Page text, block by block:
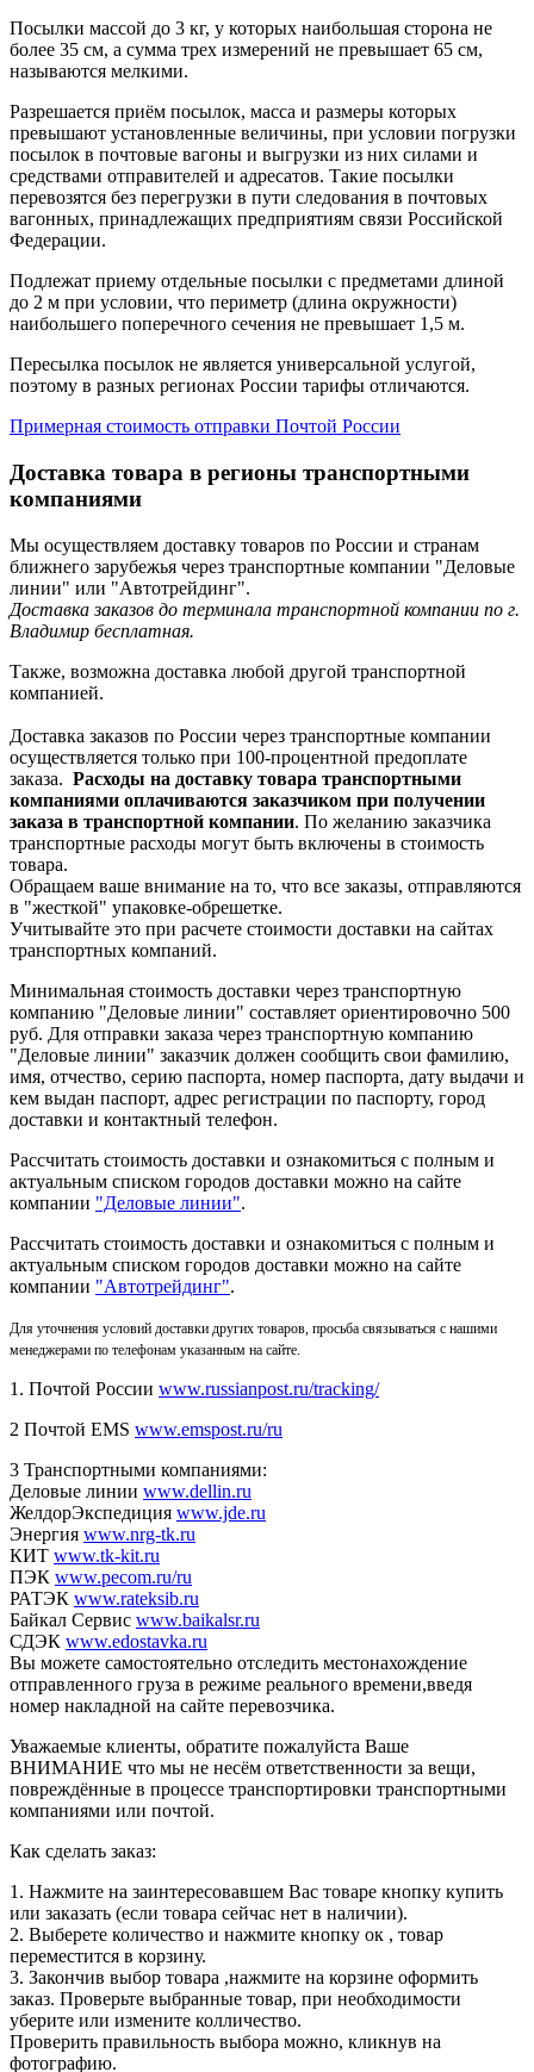
Посылки массой до 3 кг, у которых наибольшая сторона не
более 35 см, а сумма трех измерений не превышает 65 см,
называются мелкими.
Разрешается приём посылок, масса и размеры которых
превышают установленные величины, при условии погрузки
посылок в почтовые вагоны и выгрузки из них силами и
средствами отправителей и адресатов. Такие посылки
перевозятся без перегрузки в пути следования в почтовых
вагонных, принадлежащих предприятиям связи Российской
Федерации.
Подлежат приему отдельные посылки с предметами длиной
до 2 м при условии, что периметр (длина окружности)
наибольшего поперечного сечения не превышает 1,5 м.
Пересылка посылок не является универсальной услугой,
поэтому в разных регионах России тарифы отличаются.
Примерная стоимость отправки Почтой России
Доставка товара в регионы транспортными
компаниями
Мы осуществляем доставку товаров по России и странам
ближнего зарубежья через транспортные компании "Деловые
линии" или "Автотрейдинг".
Доставка заказов до терминала транспортной компании по г.
Владимир бесплатная.
Также, возможна доставка любой другой транспортной
компанией.
Доставка заказов по России через транспортные компании
осуществляется только при 100-процентной предоплате
заказа. Расходы на доставку товара транспортными
компаниями оплачиваются заказчиком при получении
заказа в транспортной компании. По желанию заказчика
транспортные расходы могут быть включены в стоимость
товара.
Обращаем ваше внимание на то, что все заказы, отправляются
в "жесткой" упаковке-обрешетке.
Учитывайте это при расчете стоимости доставки на сайтах
транспортных компаний.
Минимальная стоимость доставки через транспортную
компанию "Деловые линии" составляет ориентировочно 500
руб. Для отправки заказа через транспортную компанию
"Деловые линии" заказчик должен сообщить свои фамилию,
имя, отчество, серию паспорта, номер паспорта, дату выдачи и
кем выдан паспорт, адрес регистрации по паспорту, город
доставки и контактный телефон.
Рассчитать стоимость доставки и ознакомиться с полным и
актуальным списком городов доставки можно на сайте
компании "Деловые линии".
Рассчитать стоимость доставки и ознакомиться с полным и
актуальным списком городов доставки можно на сайте
компании "Автотрейдинг".
Для уточнения условий доставки других товаров, просьба связываться с нашими
менеджерами по телефонам указанным на сайте.
1. Почтой России www.russianpost.ru/tracking/
2 Почтой EMS www.emspost.ru/ru
3 Транспортными компаниями:
Деловые линии www.dellin.ru
ЖелдорЭкспедиция www.jde.ru
Энергия www.nrg-tk.ru
КИТ www.tk-kit.ru
ПЭК www.pecom.ru/ru
РАТЭК www.rateksib.ru
Байкал Сервис www.baikalsr.ru
СДЭК www.edostavka.ru
Вы можете самостоятельно отследить местонахождение
отправленного груза в режиме реального времени,введя
номер накладной на сайте перевозчика.
Уважаемые клиенты, обратите пожалуйста Ваше
ВНИМАНИЕ что мы не несём ответственности за вещи,
повреждённые в процессе транспортировки транспортными
компаниями или почтой.
Как сделать заказ:
1. Нажмите на заинтересовавшем Вас товаре кнопку купить
или заказать (если товара сейчас нет в наличии).
2. Выберете количество и нажмите кнопку ок , товар
переместится в корзину.
3. Закончив выбор товара ,нажмите на корзине оформить
заказ. Проверьте выбранные товар, при необходимости
уберите или измените колличество.
Проверить правильность выбора можно, кликнув на
фотографию.